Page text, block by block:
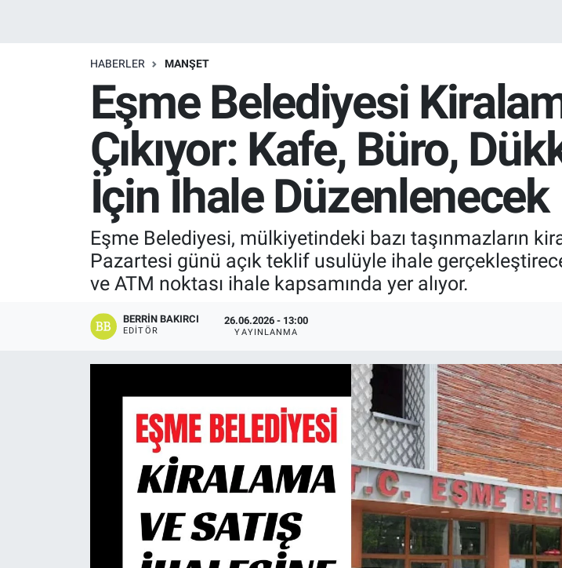
HABERLER MANŞET
Eşme Belediyesi
Çıkıyor: Kafe, Büro,
İçin İhale Düzenlenecek
Eşme Belediyesi, mülkiyetindeki bazı taşınmazların
Pazartesi günü açık teklif usulüyle ihale
ve ATM noktası ihale kapsamında yer alıyor.
BERRIN BAKIRCI
EDITÖR
26.06.2026 - 13:00
YAYINLANMA
Resmi İlanlar
Son Dakika
Uşak Haberleri